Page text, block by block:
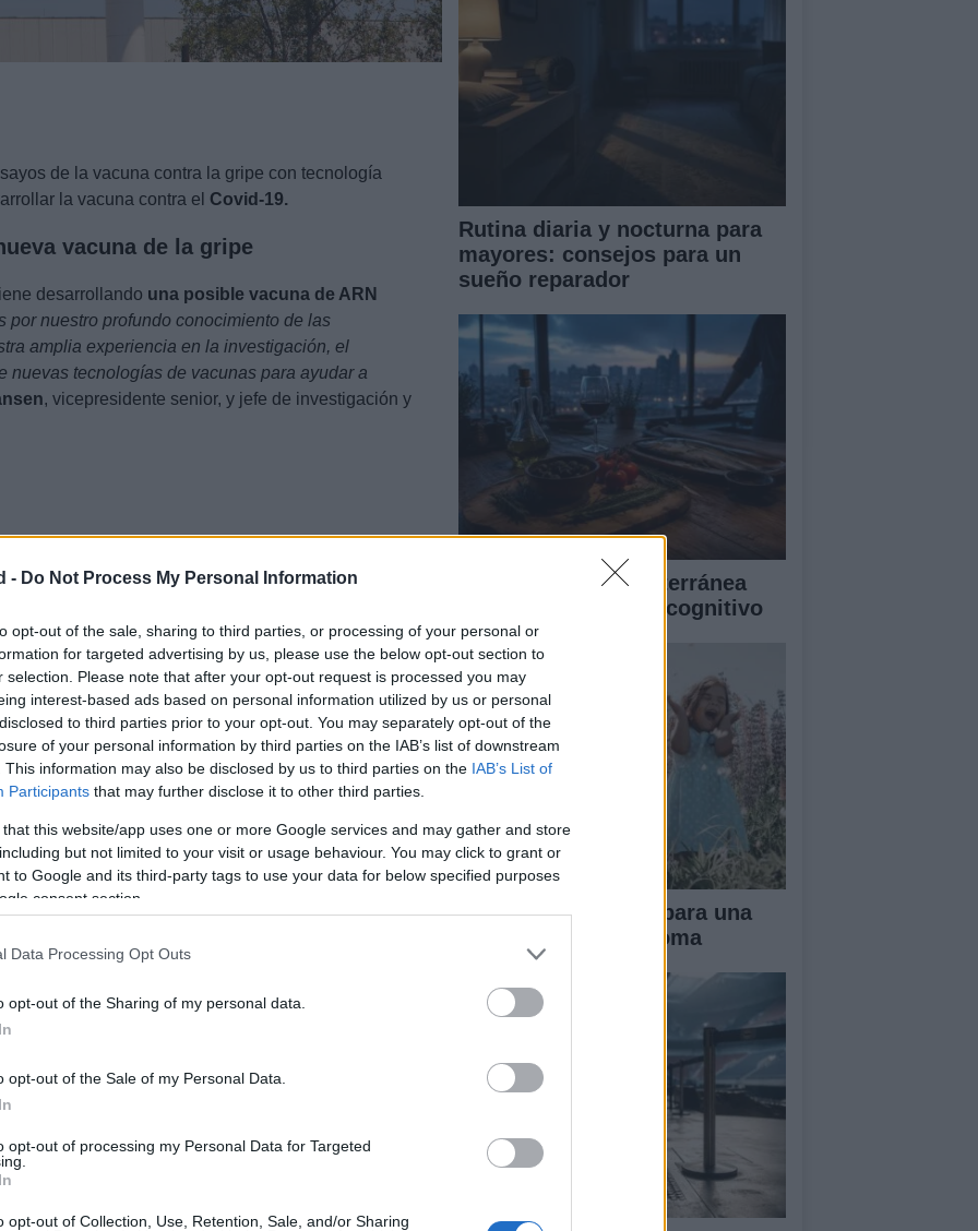
- Do Not Process My Personal Information
opt-out of the sale, sharing to third parties, or processing of your personal or
for targeted advertising by us, please use the below opt-out section to
selection. Please note that after your opt-out request is processed you may
interest-based ads based on personal information utilized by us or personal
to third parties prior to your opt-out. You may separately opt-out of the
of your personal information by third parties on the IAB’s list of downstream
This information may also be disclosed by us to third parties on the IAB’s List of
Participants that may further disclose it to other third parties.
that this website/app uses one or more Google services and may gather and store
but not limited to your visit or usage behaviour. You may click to grant or
to Google and its third-party tags to use your data for below specified purposes
consent section.
Data Processing Opt Outs
opt-out of the Sharing of my personal data.
opt-out of the Sale of my Personal Data.
opt-out of processing my Personal Data for Targeted
opt-out of Collection, Use, Retention, Sale, and/or Sharing
de la vacuna contra la gripe con tecnología
la vacuna contra el Covid-19.
vacuna de la gripe
desarrollando una posible vacuna de ARN
​​por nuestro profundo conocimiento de las
amplia experiencia en la investigación, el
nuevas tecnologías de vacunas para ayudar a
, vicepresidente senior, y jefe de investigación y
lagripeen su mayoría se desarrollan «cultivando
células de mamíferos, que se inactivan y procesan
A lo anterior se suma una lista de retos, entre ellos, la
la vigilancia día a día de los cambios en las
que dificultan el progreso de la mejor vacuna del
y cambia constantemente.
la eficacia de las vacunas que hoy en día se
Rutina diaria y nocturna para
mayores: consejos para un
sueño reparador
Cómo la dieta mediterránea
mejora el bienestar cognitivo
Crianza tradicional para una
infancia más autónoma